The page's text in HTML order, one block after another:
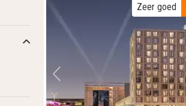
Vorige foto
Zeer goed